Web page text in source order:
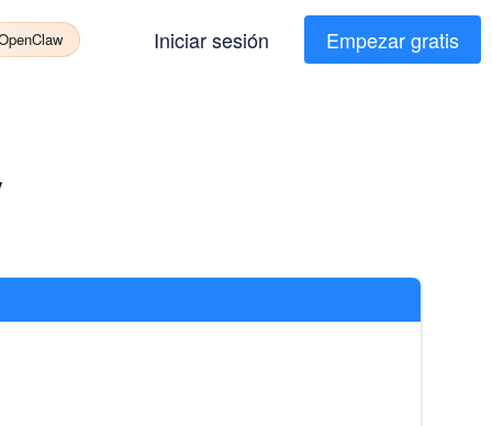
Iniciar sesión Empezar gratis